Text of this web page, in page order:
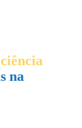
na